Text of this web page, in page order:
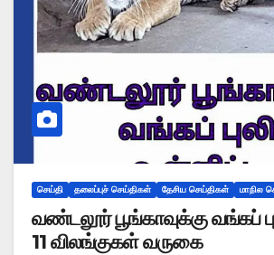
செய்தி தலைப்புச் செய்திகள் தேசிய செய்திகள் மாநில
வண்டலூர் பூங்காவுக்கு வங்கப்
11 விலங்குகள் வருகை